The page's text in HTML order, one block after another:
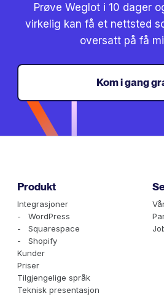
Prøve Weglot i 10 dager
virkelig kan få et nettsted
oversatt på få
Kom i gang
Produkt
Integrasjoner
- WordPress
- Squarespace
- Shopify
Kunder
Priser
Tilgjengelige språk
Teknisk presentasjon